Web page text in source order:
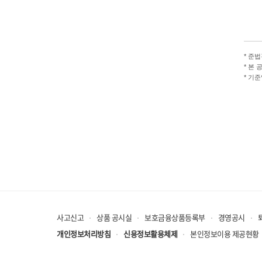
* 준
* 본
* 기
사고신고 상품 공시실 보호금융상품등록부 경영공시
개인정보처리방침
신용정보활용체제 본인정보이용 제공현황